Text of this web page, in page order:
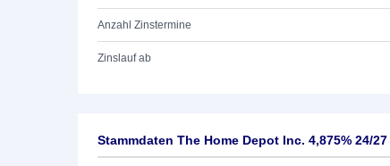
Anzahl Zinstermine
Zinslauf ab
Stammdaten The Home Depot Inc. 4,875% 24/27